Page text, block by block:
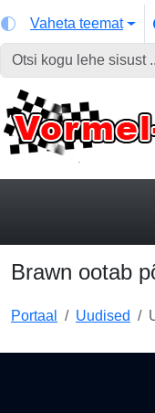
Vaheta teemat
Brawn ootab
Portaal Uudised